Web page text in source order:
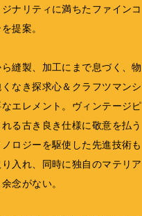
ナリティに満ちたファインコ
提案。
ら縫製、加工にまで息づく、物
なき探求心＆クラフツマンシ
なエレメント。ヴィンテージピ
る古き良き仕様に敬意を払う
ロジーを駆使した先進技術も
入れ、同時に独自のマテリア
念がない。